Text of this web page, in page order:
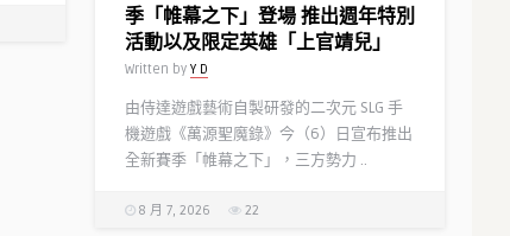
季「帷幕之下」登場 推出週年特別
活動以及限定英雄「上官靖兒」
Written by Y D
由侍達遊戲藝術自製研發的二次元 SLG 手
機遊戲《萬源聖魔錄》今（6）日宣布推出
全新賽季「帷幕之下」，三方勢力 ..
8 月 7, 2026 22